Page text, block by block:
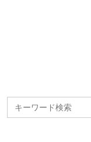
Search
for: